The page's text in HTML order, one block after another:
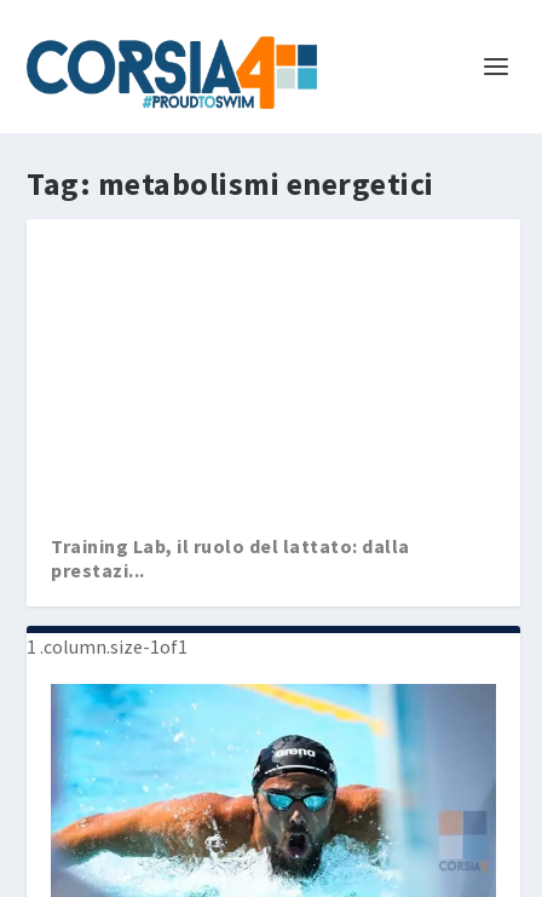
Tag: metabolismi energetici
Training Lab, il ruolo del lattato: dalla
prestazi...